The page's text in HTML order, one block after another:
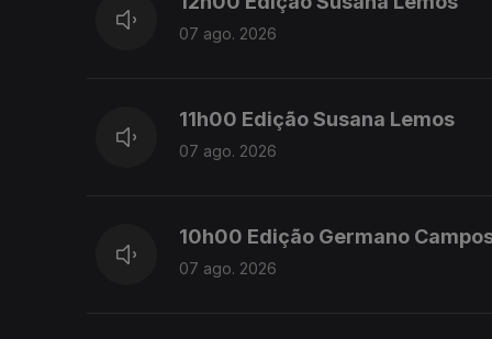
07 ago. 2026
11h00 Edição Susana Lemos
07 ago. 2026
10h00 Edição Germano
07 ago. 2026